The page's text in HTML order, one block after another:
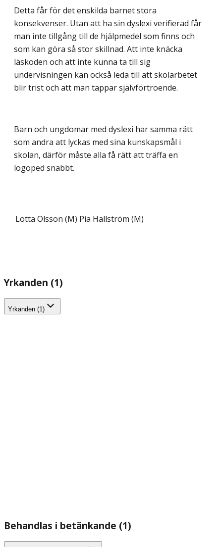
Detta får för det enskilda barnet stora
konsekvenser. Utan att ha sin dyslexi verifierad får
man inte tillgång till de hjälpmedel som finns och
som kan göra så stor skillnad. Att inte knäcka
läskoden och att inte kunna ta till sig
undervisningen kan också leda till att skolarbetet
blir trist och att man tappar självförtroende.
Barn och ungdomar med dyslexi har samma rätt
som andra att lyckas med sina kunskapsmål i
skolan, därför måste alla få rätt att träffa en
logoped snabbt.
Lotta Olsson (M) Pia Hallström (M)
Yrkanden (1)
Yrkanden (1)
Behandlas i betänkande (1)